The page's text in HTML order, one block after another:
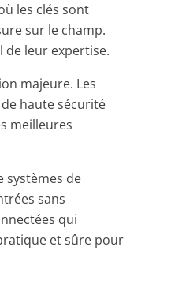
les clés sont
sur le champ.
de leur expertise.
majeure. Les
haute sécurité
meilleures
systèmes de
sans
qui
et sûre pour